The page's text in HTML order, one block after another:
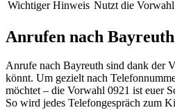
Wichtiger Hinweis Nutzt die
Anrufen nach
Anrufe nach Bayreuth sind dank der
könnt. Um gezielt nach
möchtet – die Vorwahl 0921 ist euer
So wird jedes Telefongespräch zum